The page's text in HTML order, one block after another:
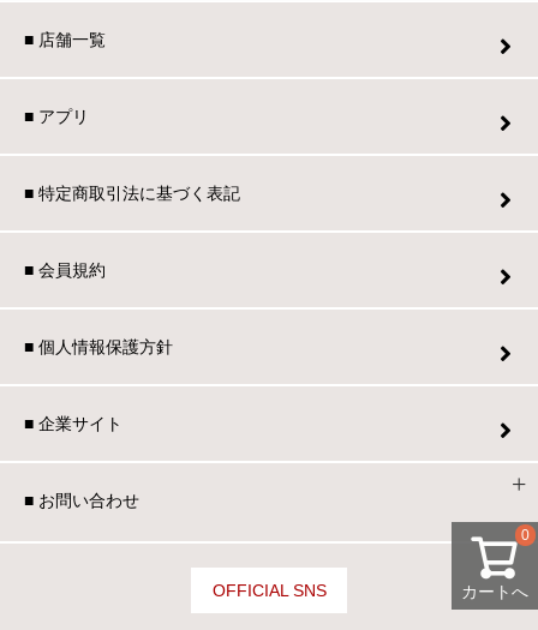
カートへ
0
■ 店舗一覧
■ アプリ
■ 特定商取引法に基づく表記
■ 会員規約
■ 個人情報保護方針
■ 企業サイト
■ お問い合わせ
OFFICIAL SNS